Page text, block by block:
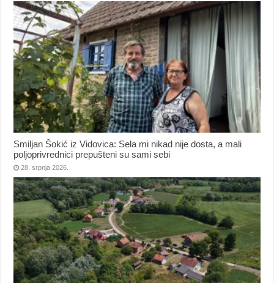
Smiljan Šokić iz Vidovica: Sela mi nikad nije dosta, a mali
poljoprivrednici prepušteni su sami sebi
28. srpnja 2026.